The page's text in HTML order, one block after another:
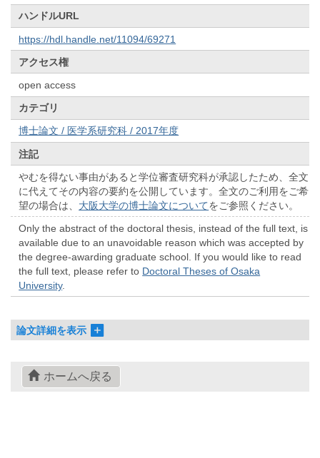
ハンドルURL
https://hdl.handle.net/11094/69271
アクセス権
open access
カテゴリ
博士論文 / 医学系研究科 / 2017年度
注記
やむを得ない事由があると学位審査研究科が承認したため、全文
に代えてその内容の要約を公開しています。全文のご利用をご希
望の場合は、 大阪大学の博士論文についてをご参照ください。
Only the abstract of the doctoral thesis, instead of the full text, is
available due to an unavoidable reason which was accepted by
the degree-awarding graduate school. If you would like to read
the full text, please refer to Doctoral Theses of Osaka
University.
論文詳細を表示
ホームへ戻る